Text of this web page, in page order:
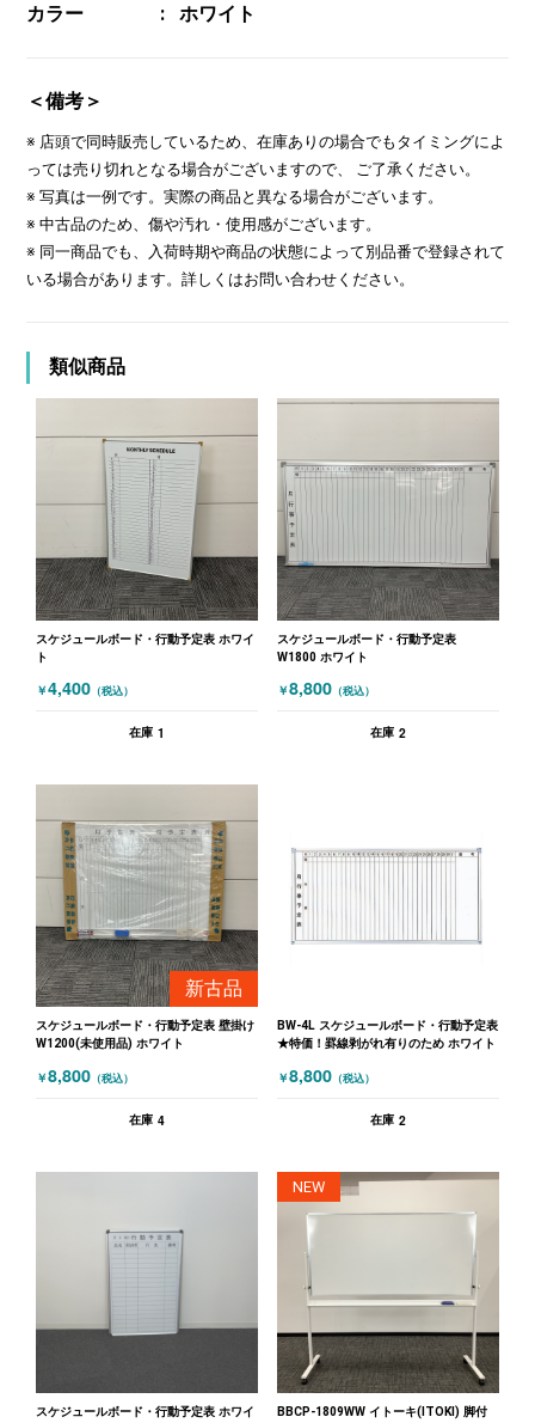
カラー ホワイト
＜備考＞
※ 店頭で同時販売しているため、在庫ありの場合でもタイミングによ
っては売り切れとなる場合がございますので、 ご了承ください。
※ 写真は一例です。実際の商品と異なる場合がございます。
※ 中古品のため、傷や汚れ・使用感がございます。
※ 同一商品でも、入荷時期や商品の状態によって別品番で登録されて
いる場合があります。詳しくはお問い合わせください。
類似商品
スケジュールボード・行動予定表 ホワイ
ト
￥4,400 （税込）
在庫 1
スケジュールボード・行動予定表
W1800 ホワイト
￥8,800 （税込）
在庫 2
新古品
スケジュールボード・行動予定表 壁掛け
W1200(未使用品) ホワイト
￥8,800 （税込）
在庫 4
BW-4L スケジュールボード・行動予定表
★特価！罫線剥がれ有りのため ホワイト
￥8,800 （税込）
在庫 2
スケジュールボード・行動予定表 ホワイ
NEW
BBCP-1809WW イトーキ(ITOKI) 脚付